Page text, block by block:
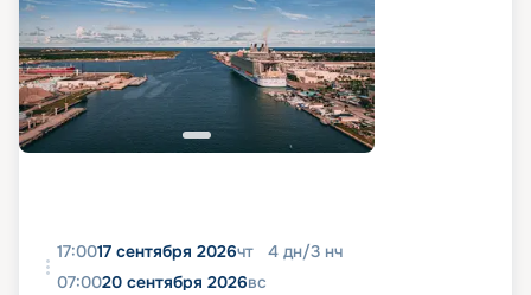
17:0017 сентября 2026чт 4 дн/3 нч
07:0020 сентября 2026вс